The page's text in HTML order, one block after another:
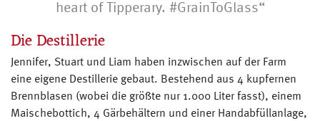
heart of Tipperary. #GrainToGlass“
Die Destillerie
Jennifer, Stuart und Liam haben inzwischen auf der Farm
eine eigene Destillerie gebaut. Bestehend aus 4 kupfernen
Brennblasen (wobei die größte nur 1.000 Liter fasst), einem
Maischebottich, 4 Gärbehältern und einer Handabfüllanlage,